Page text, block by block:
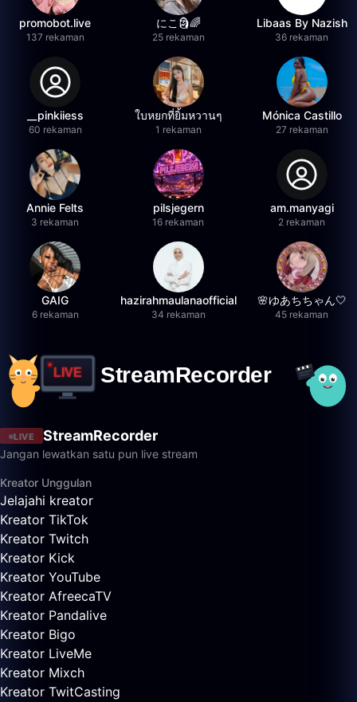
promobot.live
137 rekaman
にこ🗿🌈
25 rekaman
Libaas By Nazish
36 rekaman
__pinkiiess
60 rekaman
ใบหยกที่ยิ้มหวานๆ
1 rekaman
Mónica Castillo
27 rekaman
Annie Felts
3 rekaman
pilsjegern
16 rekaman
am.manyagi
2 rekaman
GAIG
6 rekaman
hazirahmaulanaofficial
34 rekaman
🌸ゆあちちゃん🤍
45 rekaman
LIVE StreamRecorder
Jangan lewatkan satu pun live stream
Kreator Unggulan
Jelajahi kreator
Kreator TikTok
Kreator Twitch
Kreator Kick
Kreator YouTube
Kreator AfreecaTV
Kreator Pandalive
Kreator Bigo
Kreator LiveMe
Kreator Mixch
Kreator TwitCasting